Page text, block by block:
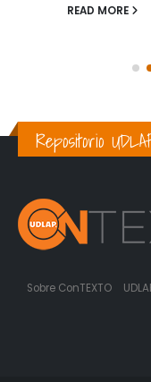
READ MORE
Repositorio
Sobre ConTEXTO